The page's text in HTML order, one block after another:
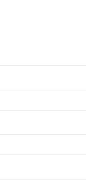
بأسعار لا تقبل المنافسة.
من جسر آل مكتوم،